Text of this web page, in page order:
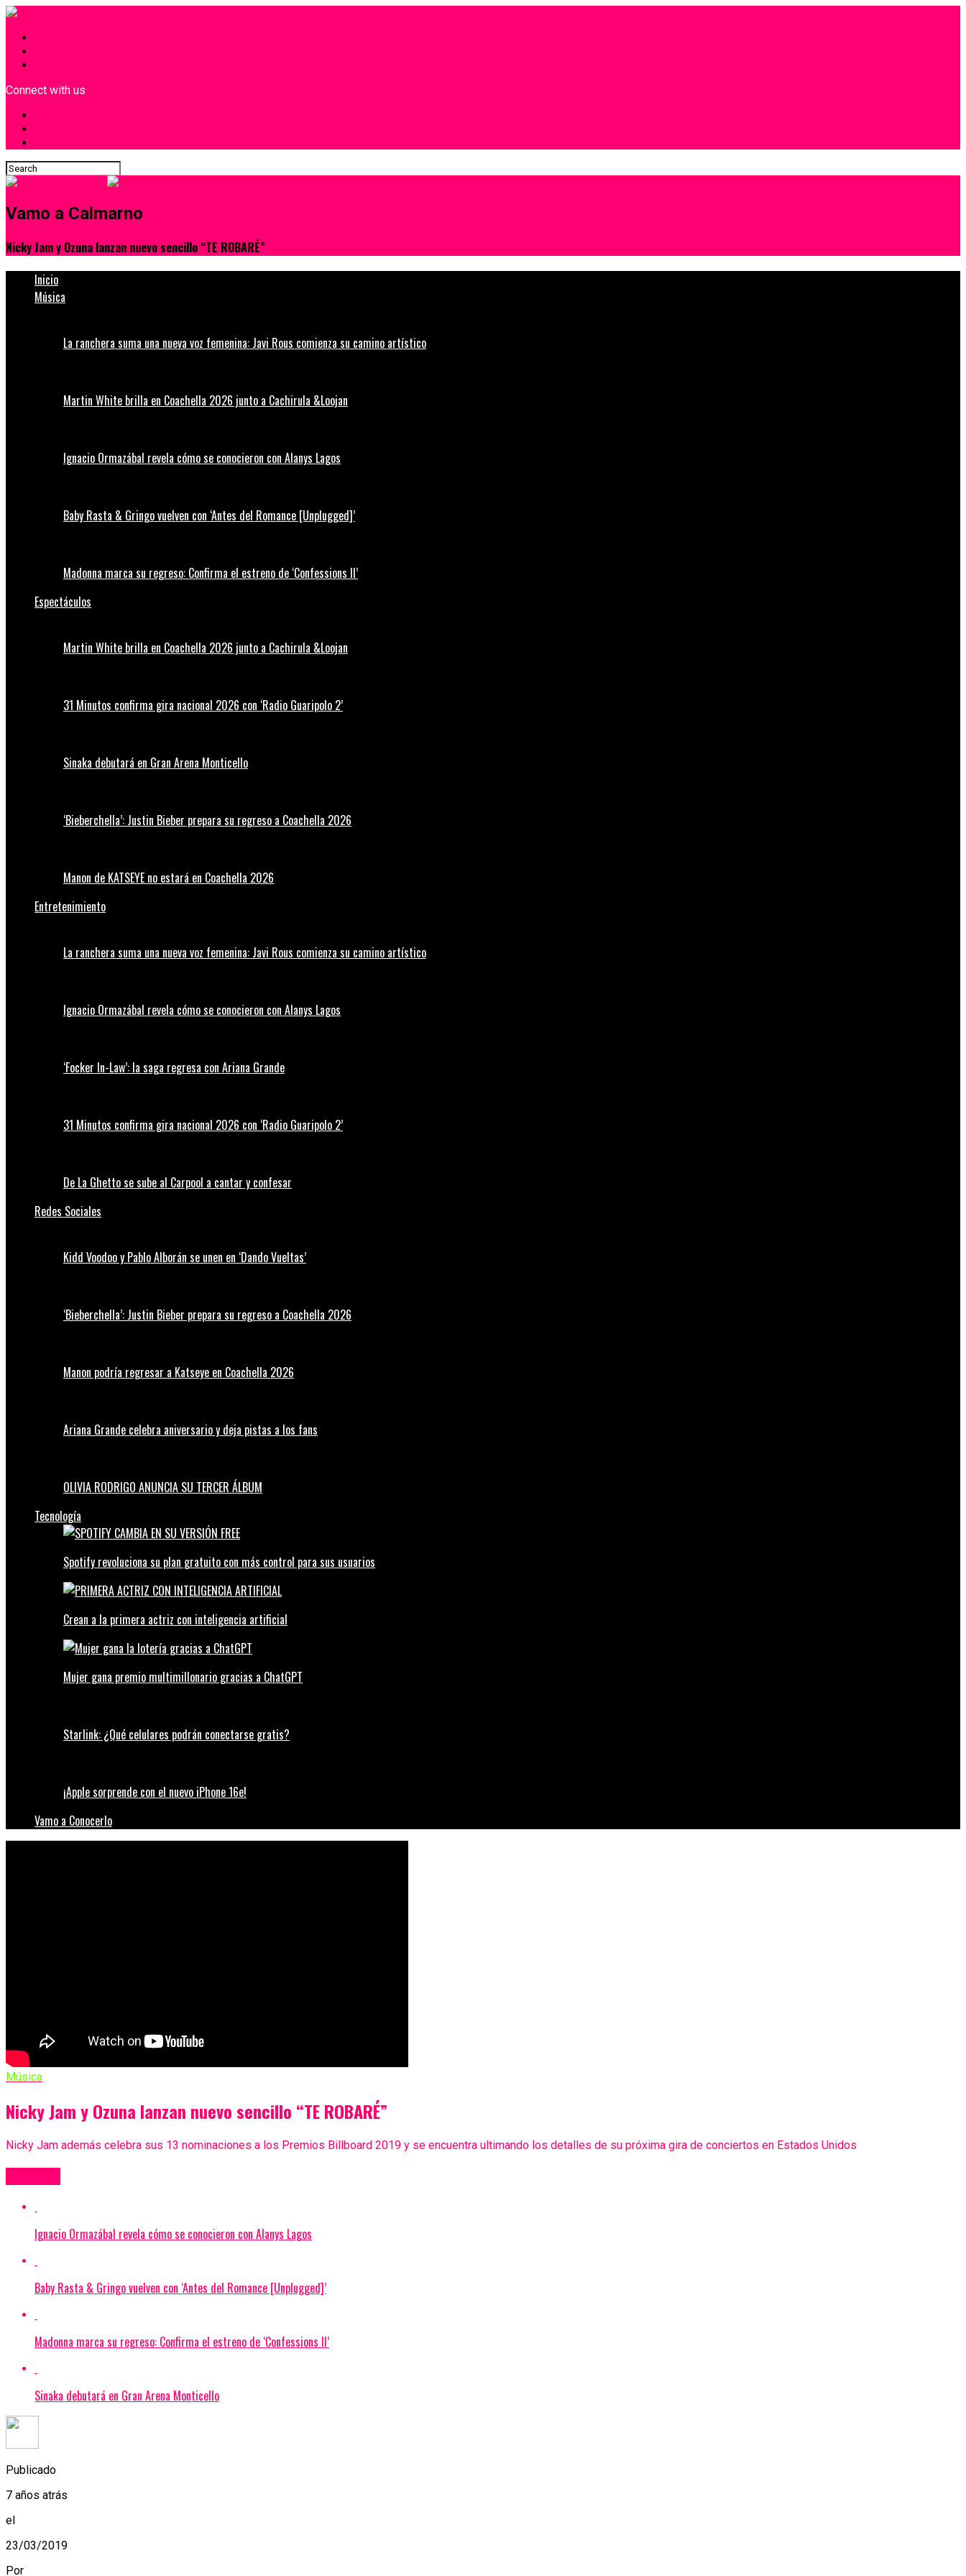
Connect with us
Vamo a Calmarno
Nicky Jam y Ozuna lanzan nuevo sencillo “TE ROBARÉ”
Inicio
Música
La ranchera suma una nueva voz femenina: Javi Rous comienza su camino artístico
Martin White brilla en Coachella 2026 junto a Cachirula &Loojan
Ignacio Ormazábal revela cómo se conocieron con Alanys Lagos
Baby Rasta & Gringo vuelven con ‘Antes del Romance [Unplugged]’
Madonna marca su regreso: Confirma el estreno de ‘Confessions II’
Espectáculos
Martin White brilla en Coachella 2026 junto a Cachirula &Loojan
31 Minutos confirma gira nacional 2026 con ‘Radio Guaripolo 2’
Sinaka debutará en Gran Arena Monticello
‘Bieberchella’: Justin Bieber prepara su regreso a Coachella 2026
Manon de KATSEYE no estará en Coachella 2026
Entretenimiento
La ranchera suma una nueva voz femenina: Javi Rous comienza su camino artístico
Ignacio Ormazábal revela cómo se conocieron con Alanys Lagos
‘Focker In-Law’: la saga regresa con Ariana Grande
31 Minutos confirma gira nacional 2026 con ‘Radio Guaripolo 2’
De La Ghetto se sube al Carpool a cantar y confesar
Redes Sociales
Kidd Voodoo y Pablo Alborán se unen en ‘Dando Vueltas’
‘Bieberchella’: Justin Bieber prepara su regreso a Coachella 2026
Manon podría regresar a Katseye en Coachella 2026
Ariana Grande celebra aniversario y deja pistas a los fans
OLIVIA RODRIGO ANUNCIA SU TERCER ÁLBUM
Tecnología
Spotify revoluciona su plan gratuito con más control para sus usuarios
Crean a la primera actriz con inteligencia artificial
Mujer gana premio multimillonario gracias a ChatGPT
Starlink: ¿Qué celulares podrán conectarse gratis?
¡Apple sorprende con el nuevo iPhone 16e!
Vamo a Conocerlo
Música
Nicky Jam y Ozuna lanzan nuevo sencillo “TE ROBARÉ”
Nicky Jam además celebra sus 13 nominaciones a los Premios Billboard 2019 y se encuentra ultimando los detalles de su próxima gira de conciertos en Estados Unidos
Ignacio Ormazábal revela cómo se conocieron con Alanys Lagos
Baby Rasta & Gringo vuelven con ‘Antes del Romance [Unplugged]’
Madonna marca su regreso: Confirma el estreno de ‘Confessions II’
Sinaka debutará en Gran Arena Monticello
Publicado
7 años atrás
el
23/03/2019
Por